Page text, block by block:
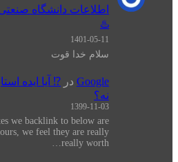
♨️
1401-05-11
سلام خدا قوت
Google در ⁉️ آیا ایده
نه؟
1399-11-03
we backlink to below are
we feel they are really
really worth…